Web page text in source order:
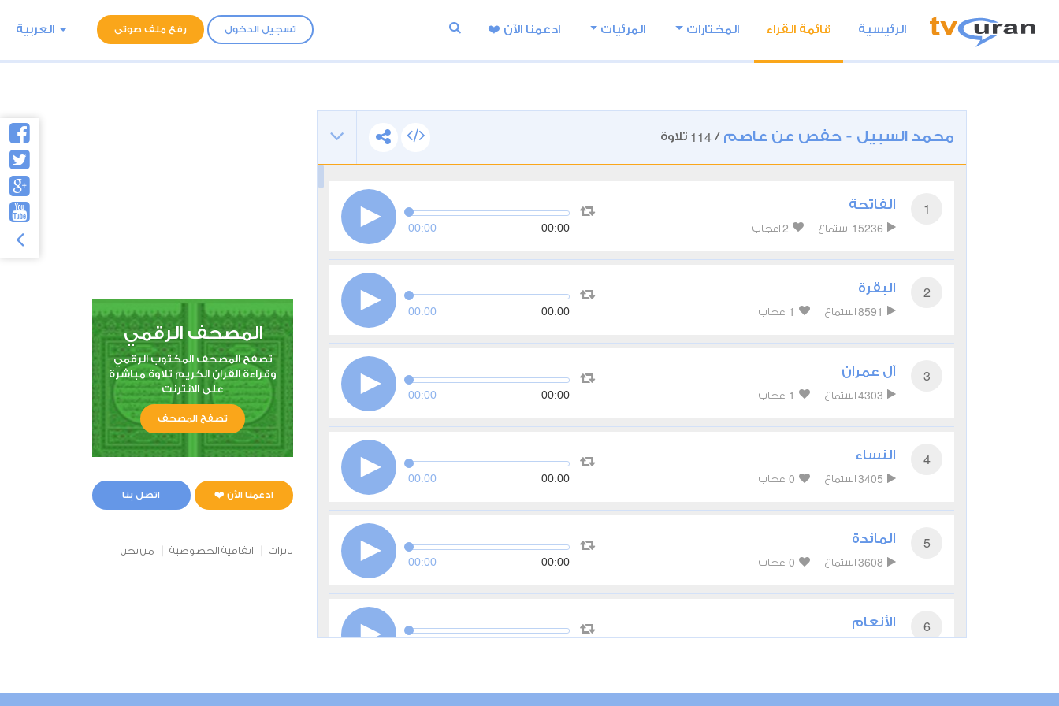
تسجيل الدخول رفع ملف صوتى العربية الرئيسية قائمة القراء المختارات المرئيات ادعمنا اﻵن ❤️
محمد السبيل - حفص عن عاصم /
114 تلاوة
1 الفاتحة
15236 استماع 2 اعجاب 00:00 00:00
2 البقرة
8591 استماع 1 اعجاب 00:00 00:00
3 آل عمران
4303 استماع 1 اعجاب 00:00 00:00
4 النساء
3405 استماع 0 اعجاب 00:00 00:00
5 المائدة
3608 استماع 0 اعجاب 00:00 00:00
6 الأنعام
المصحف الرقمي
تصفح المصحف المكتوب الرقمي
وقراءة القران الكريم تلاوة مباشرة
على الانترنت
تصفح المصحف
ادعمنا الآن ❤️ اتصل بنا
بانرات اتفاقية الخصوصية من نحن